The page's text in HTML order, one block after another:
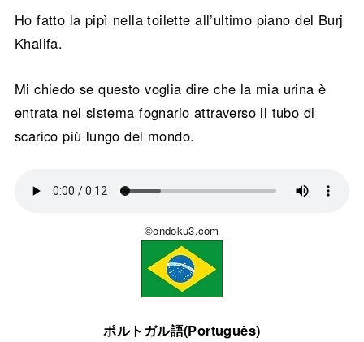
Ho fatto la pipì nella toilette all’ultimo piano del Burj
Khalifa.
Mi chiedo se questo voglia dire che la mia urina è
entrata nel sistema fognario attraverso il tubo di
scarico più lungo del mondo.
©ondoku3.com
ポルトガル語(Português)